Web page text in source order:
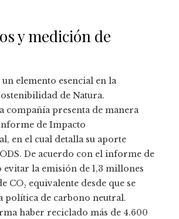
y medición de
elemento esencial en la
de Natura.
compañía presenta de manera
de Impacto
en el cual detalla su aporte
De acuerdo con el informe de
evitar la emisión de 1,3 millones
CO₂ equivalente desde que se
política de carbono neutral.
haber reciclado más de 4.600